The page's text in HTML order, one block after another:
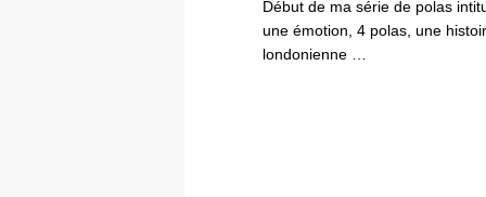
Début de ma série de polas
une émotion, 4 polas, une
londonienne …